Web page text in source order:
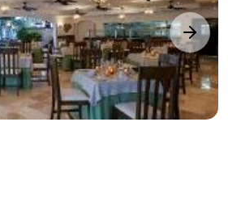
next